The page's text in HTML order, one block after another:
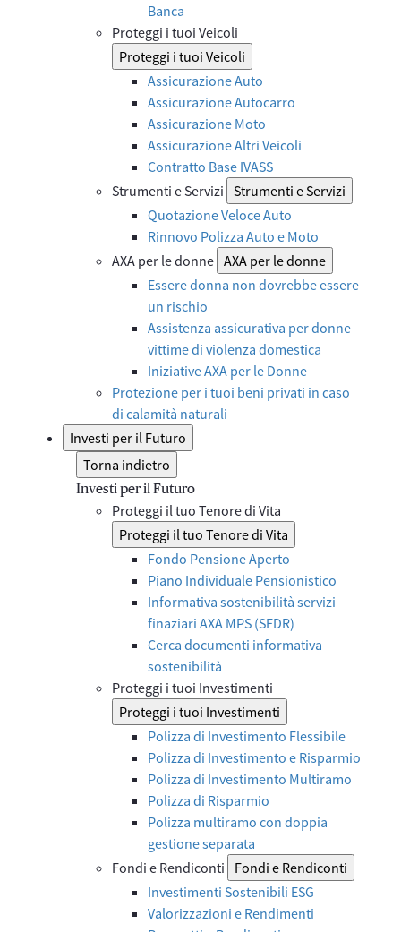
Banca
Proteggi i tuoi Veicoli
Proteggi i tuoi Veicoli
Assicurazione Auto
Assicurazione Autocarro
Assicurazione Moto
Assicurazione Altri Veicoli
Contratto Base IVASS
Strumenti e Servizi Strumenti e Servizi
Quotazione Veloce Auto
Rinnovo Polizza Auto e Moto
AXA per le donne AXA per le donne
Essere donna non dovrebbe essere
un rischio
Assistenza assicurativa per donne
vittime di violenza domestica
Iniziative AXA per le Donne
Protezione per i tuoi beni privati in caso
di calamità naturali
Investi per il Futuro
Torna indietro
Investi per il Futuro
Proteggi il tuo Tenore di Vita
Proteggi il tuo Tenore di Vita
Fondo Pensione Aperto
Piano Individuale Pensionistico
Informativa sostenibilità servizi
finaziari AXA MPS (SFDR)
Cerca documenti informativa
sostenibilità
Proteggi i tuoi Investimenti
Proteggi i tuoi Investimenti
Polizza di Investimento Flessibile
Polizza di Investimento e Risparmio
Polizza di Investimento Multiramo
Polizza di Risparmio
Polizza multiramo con doppia
gestione separata
Fondi e Rendiconti
Fondi e Rendiconti
Investimenti Sostenibili ESG
Valorizzazioni e Rendimenti